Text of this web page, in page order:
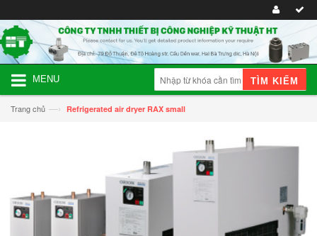
MENU TÌM KIẾM
Trang chủ —› Refrigerated air dryer RAX small